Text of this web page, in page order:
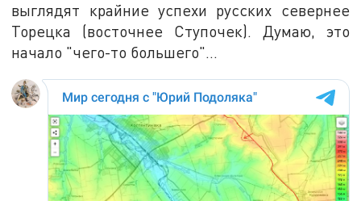
выглядят крайние успехи русских севернее
Торецка (восточнее Ступочек). Думаю, это
начало "чего-то большего"...